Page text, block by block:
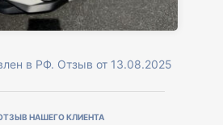
в РФ. Отзыв от 13.08.2025
НАШЕГО КЛИЕНТА